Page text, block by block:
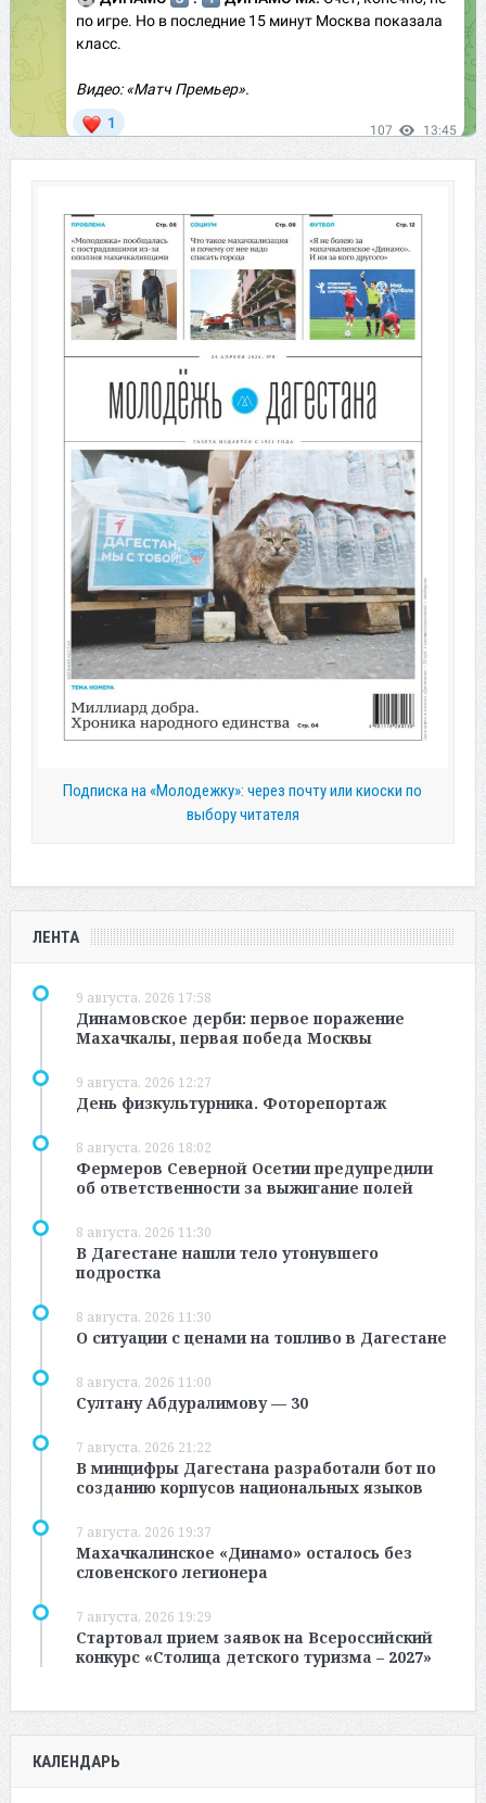
Подписка на «Молодежку»: через почту или киоски по
выбору читателя
ЛЕНТА
9 августа, 2026 17:58
Динамовское дерби: первое поражение
Махачкалы, первая победа Москвы
9 августа, 2026 12:27
День физкультурника. Фоторепортаж
8 августа, 2026 18:02
Фермеров Северной Осетии предупредили
об ответственности за выжигание полей
8 августа, 2026 11:30
В Дагестане нашли тело утонувшего
подростка
8 августа, 2026 11:30
О ситуации с ценами на топливо в Дагестане
8 августа, 2026 11:00
Султану Абдуралимову — 30
7 августа, 2026 21:22
В минцифры Дагестана разработали бот по
созданию корпусов национальных языков
7 августа, 2026 19:37
Махачкалинское «Динамо» осталось без
словенского легионера
7 августа, 2026 19:29
Стартовал прием заявок на Всероссийский
конкурс «Столица детского туризма – 2027»
КАЛЕНДАРЬ